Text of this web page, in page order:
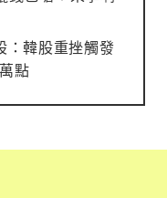
：韓股重挫觸發
點